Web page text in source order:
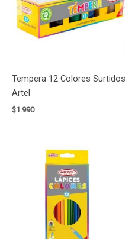
Tempera 12 Colores Surtidos
Artel
$1.990